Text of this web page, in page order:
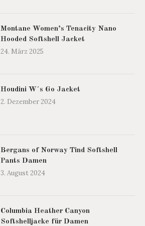
Montane Women’s Tenacity Nano
Hooded Softshell Jacket
24. März 2025
Houdini W´s Go Jacket
2. Dezember 2024
Bergans of Norway Tind Softshell
Pants Damen
3. August 2024
Columbia Heather Canyon
Softshelljacke für Damen